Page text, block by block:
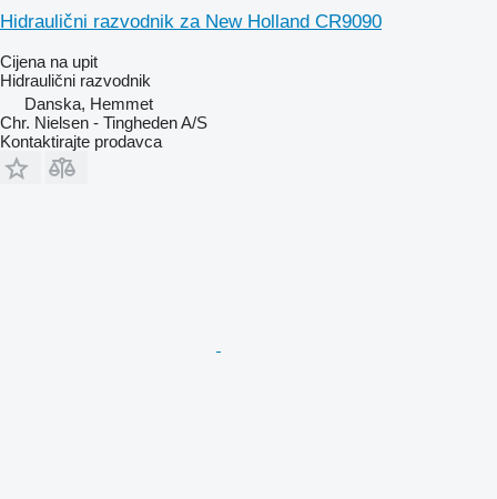
Hidraulični razvodnik za New Holland CR9090
Cijena na upit
Hidraulični razvodnik
Danska, Hemmet
Chr. Nielsen - Tingheden A/S
Kontaktirajte prodavca